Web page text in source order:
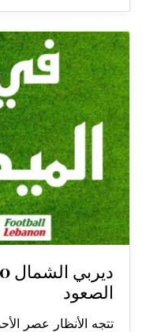
الصعود
تتجه الأنظار عصر